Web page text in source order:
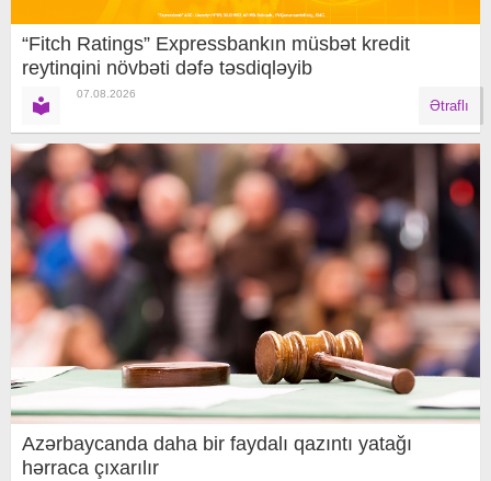
“Fitch Ratings” Expressbankın müsbət kredit
reytinqini növbəti dəfə təsdiqləyib
07.08.2026
Ətraflı
Azərbaycanda daha bir faydalı qazıntı yatağı
hərraca çıxarılır